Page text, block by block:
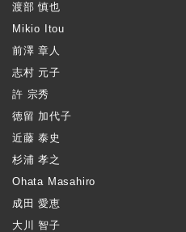
渡部 慎也
Mikio Itou
前澤 章人
志村 元子
許 宗秀
徳留 加代子
近藤 泰史
杉浦 孝之
Ohata Masahiro
成田 愛恵
大川 智子